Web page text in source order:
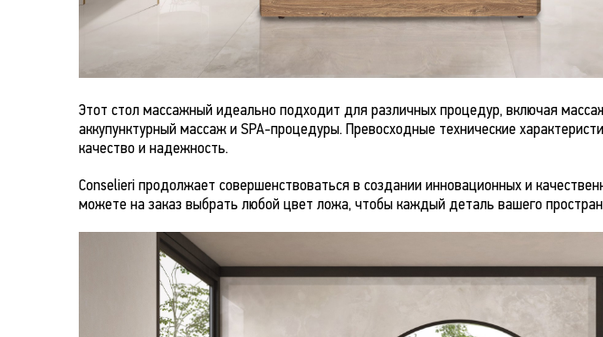
Этот стол массажный идеально подходит для различных процедур, включая
аккупунктурный массаж и SPA-процедуры. Превосходные технические
качество и надежность.
Conselieri продолжает совершенствоваться в создании инновационных и
можете на заказ выбрать любой цвет ложа, чтобы каждый деталь вашего